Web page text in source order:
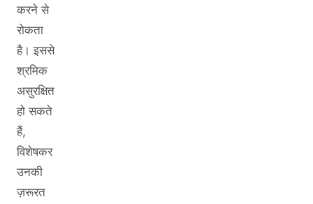
करने से
रोकता
है। इससे
श्रमिक
असुरक्षित
हो सकते
हैं,
विशेषकर
उनकी
ज़रूरत